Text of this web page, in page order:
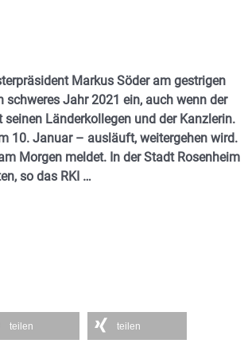
Markus Söder am gestrigen
Jahr 2021 ein, auch wenn der
Länderkollegen und der Kanzlerin.
10. Januar – ausläuft, weitergehen wird.
Morgen meldet. In der Stadt Rosenheim
so das RKI …
teilen teilen